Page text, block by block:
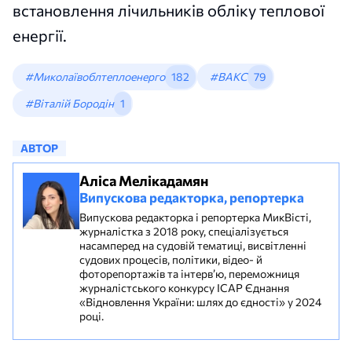
встановлення лічильників обліку теплової
енергії.
#Миколаївоблтеплоенерго 182 #ВАКС 79
#Віталій Бородін 1
АВТОР
Аліса Мелікадамян
Випускова редакторка, репортерка
Випускова редакторка і репортерка МикВісті,
журналістка з 2018 року, спеціалізується
насамперед на судовій тематиці, висвітленні
судових процесів, політики, відео- й
фоторепортажів та інтерв’ю, переможниця
журналістського конкурсу ІСАР Єднання
«Відновлення України: шлях до єдності» у 2024
році.